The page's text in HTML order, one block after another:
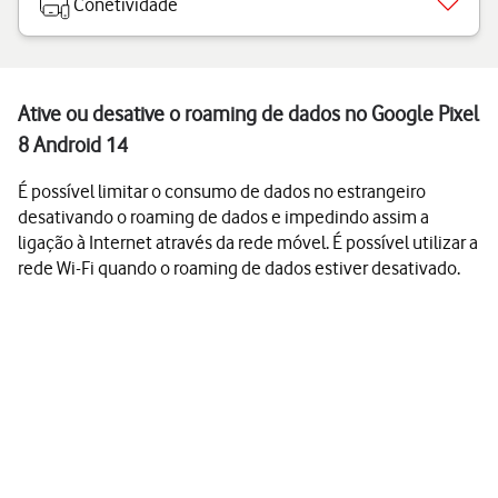
Conetividade
Ative ou desative o roaming de dados no Google Pixel
8 Android 14
É possível limitar o consumo de dados no estrangeiro
desativando o roaming de dados e impedindo assim a
ligação à Internet através da rede móvel. É possível utilizar a
rede Wi-Fi quando o roaming de dados estiver desativado.